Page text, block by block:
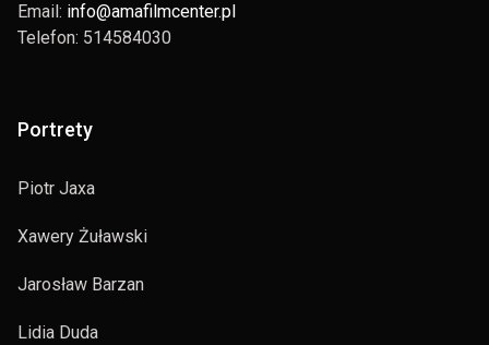
Email: info@amafilmcenter.pl
Telefon: 514584030
Portrety
Piotr Jaxa
Xawery Żuławski
Jarosław Barzan
Lidia Duda